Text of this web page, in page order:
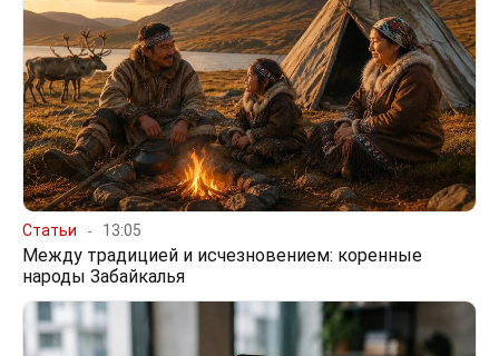
Статьи 13:05
Между традицией и исчезновением: коренные
народы Забайкалья